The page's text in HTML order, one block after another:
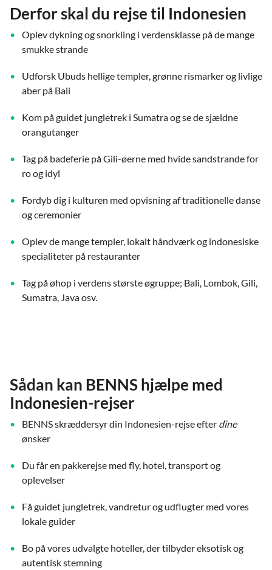
Derfor skal du rejse til Indonesien
Oplev dykning og snorkling i verdensklasse på de mange
smukke strande
Udforsk Ubuds hellige templer, grønne rismarker og livlige
aber på Bali
Kom på guidet jungletrek i Sumatra og se de sjældne
orangutanger
Tag på badeferie på Gili-øerne med hvide sandstrande for
ro og idyl
Fordyb dig i kulturen med opvisning af traditionelle danse
og ceremonier
Oplev de mange templer, lokalt håndværk og indonesiske
specialiteter på restauranter
Tag på øhop i verdens største øgruppe; Bali, Lombok, Gili,
Sumatra, Java osv.
Sådan kan BENNS hjælpe med
Indonesien-rejser
BENNS skræddersyr din Indonesien-rejse efter dine
ønsker
Du får en pakkerejse med fly, hotel, transport og
oplevelser
Få guidet jungletrek, vandretur og udflugter med vores
lokale guider
Bo på vores udvalgte hoteller, der tilbyder eksotisk og
autentisk stemning